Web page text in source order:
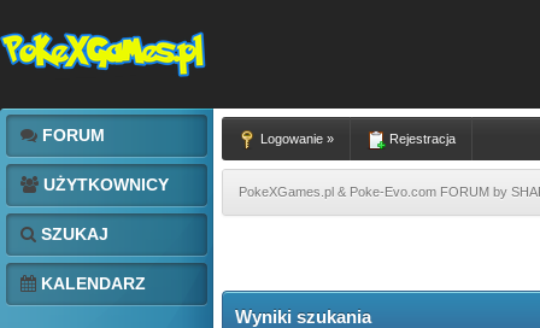
FORUM
UŻYTKOWNICY
SZUKAJ
KALENDARZ
Logowanie » Rejestracja
PokeXGames.pl & Poke-Evo.com FORUM by
Wyniki szukania